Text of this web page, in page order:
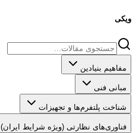
ویکی
مفاهیم بنیادین
مبانی فنی
شناخت پلتفرم‌ها و تجهیزات
فناوری‌های نظارتی (ویژه شرایط ایران)